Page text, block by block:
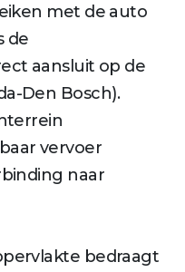
met de auto
de
aansluit op de
Den Bosch).
vervoer
naar
bedraagt